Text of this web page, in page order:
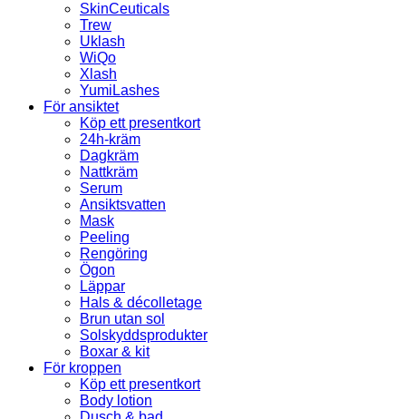
SkinCeuticals
Trew
Uklash
WiQo
Xlash
YumiLashes
För ansiktet
Köp ett presentkort
24h-kräm
Dagkräm
Nattkräm
Serum
Ansiktsvatten
Mask
Peeling
Rengöring
Ögon
Läppar
Hals & décolletage
Brun utan sol
Solskyddsprodukter
Boxar & kit
För kroppen
Köp ett presentkort
Body lotion